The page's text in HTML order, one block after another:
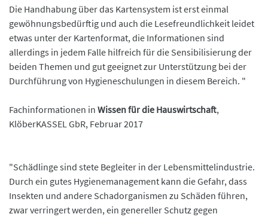
Die Handhabung über das Kartensystem ist erst einmal
gewöhnungsbedürftig und auch die Lesefreundlichkeit leidet
etwas unter der Kartenformat, die Informationen sind
allerdings in jedem Falle hilfreich für die Sensibilisierung der
beiden Themen und gut geeignet zur Unterstützung bei der
Durchführung von Hygieneschulungen in diesem Bereich. "
Fachinformationen in Wissen für die Hauswirtschaft,
KlöberKASSEL GbR, Februar 2017
"Schädlinge sind stete Begleiter in der Lebensmittelindustrie.
Durch ein gutes Hygienemanagement kann die Gefahr, dass
Insekten und andere Schadorganismen zu Schäden führen,
zwar verringert werden, ein genereller Schutz gegen